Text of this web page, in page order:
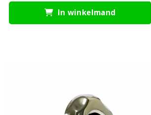
In winkelmand